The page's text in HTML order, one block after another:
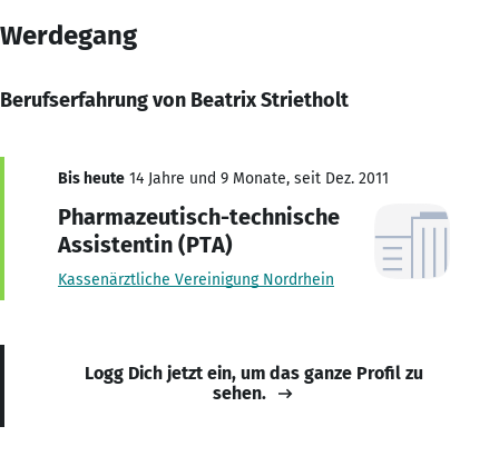
Werdegang
Berufserfahrung von Beatrix Strietholt
Bis heute 14 Jahre und 9 Monate, seit Dez. 2011
Pharmazeutisch-technische
Assistentin (PTA)
Kassenärztliche Vereinigung Nordrhein
Logg Dich jetzt ein, um das ganze Profil zu
sehen.